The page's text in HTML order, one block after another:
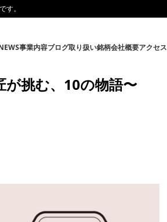
です。
事業内容ブログ取り扱い銘柄会社概要アクセス
が挑む、10の物語〜